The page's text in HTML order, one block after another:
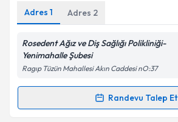
Adres 1 Adres 2
Rosedent Ağız ve Diş Sağlığı Polikliniği-
Yenimahalle Şubesi
Ragıp Tüzün Mahallesi Akın Caddesi nO:37
Randevu Talep Et
Randevu Takvimi Talebi